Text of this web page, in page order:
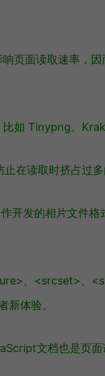
页面读取速率，
比如 Tinypng、
在读取时挤占过多
开发的相片文件
、<srcset>、
新体验。
文档也是页